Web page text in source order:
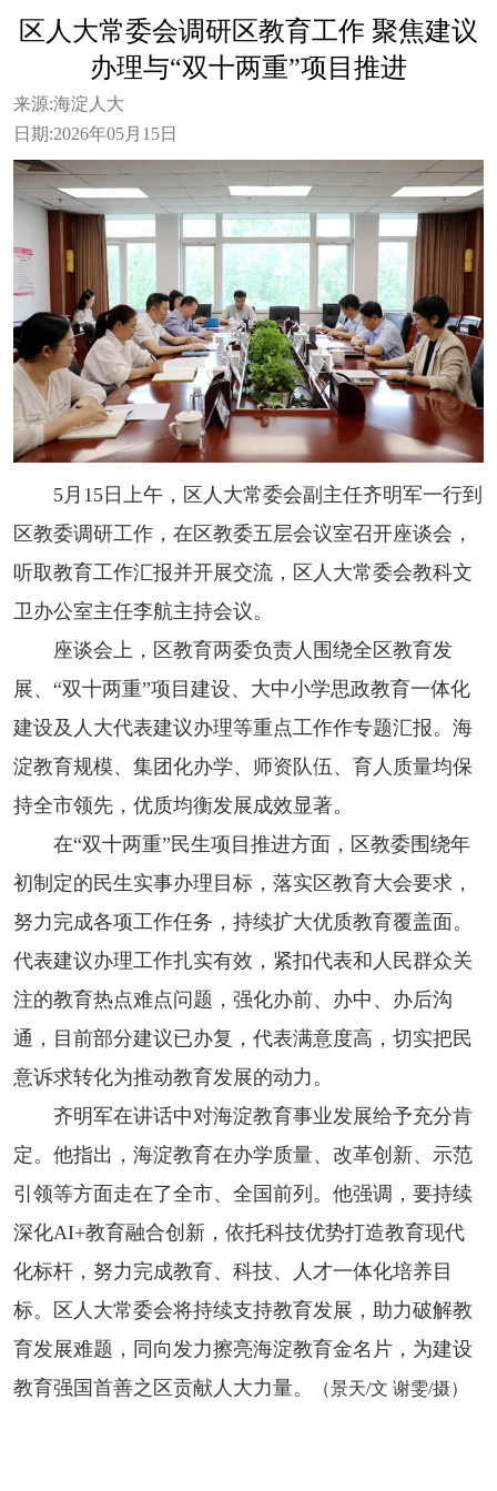
区人大常委会调研区教育工作 聚焦建议
办理与“双十两重”项目推进
来源:海淀人大
日期:2026年05月15日
5月15日上午，区人大常委会副主任齐明军一行到
区教委调研工作，在区教委五层会议室召开座谈会，
听取教育工作汇报并开展交流，区人大常委会教科文
卫办公室主任李航主持会议。
座谈会上，区教育两委负责人围绕全区教育发
展、“双十两重”项目建设、大中小学思政教育一体化
建设及人大代表建议办理等重点工作作专题汇报。海
淀教育规模、集团化办学、师资队伍、育人质量均保
持全市领先，优质均衡发展成效显著。
在“双十两重”民生项目推进方面，区教委围绕年
初制定的民生实事办理目标，落实区教育大会要求，
努力完成各项工作任务，持续扩大优质教育覆盖面。
代表建议办理工作扎实有效，紧扣代表和人民群众关
注的教育热点难点问题，强化办前、办中、办后沟
通，目前部分建议已办复，代表满意度高，切实把民
意诉求转化为推动教育发展的动力。
齐明军在讲话中对海淀教育事业发展给予充分肯
定。他指出，海淀教育在办学质量、改革创新、示范
引领等方面走在了全市、全国前列。他强调，要持续
深化AI+教育融合创新，依托科技优势打造教育现代
化标杆，努力完成教育、科技、人才一体化培养目
标。区人大常委会将持续支持教育发展，助力破解教
育发展难题，同向发力擦亮海淀教育金名片，为建设
教育强国首善之区贡献人大力量。
（景天/文 谢雯/摄）